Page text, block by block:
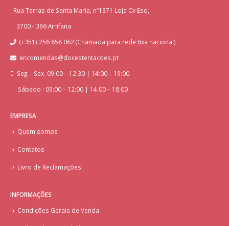
Rua Terras de Santa Maria, nº1371 Loja Cv Esq,
3700 - 396 Arrifana
(+351) 256 858 062 (Chamada para rede fixa nacional)
encomendas@docestentacoes.pt
Seg. - Sex. 09:00 – 12:30 | 14:00 – 19:00
Sábado : 09:00 – 12:00 | 14:00 – 18:00
EMPRESA
Quem somos
Contatos
Livro de Reclamações
INFORMAÇÕES
Condições Gerais de Venda